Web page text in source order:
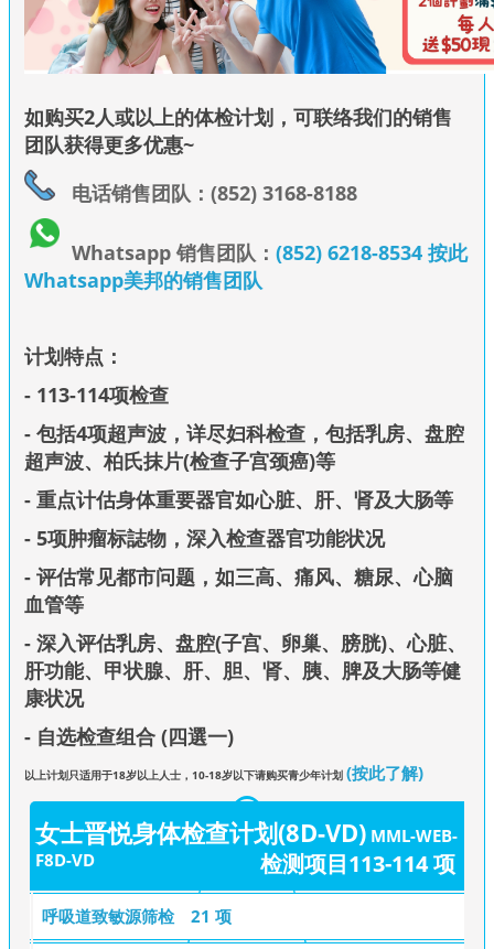
如购买2人或以上的体检计划，可联络我们的销售
团队获得更多优惠~
电话销售团队：(852) 3168-8188
Whatsapp 销售团队：(852) 6218-8534 按此
Whatsapp美邦的销售团队
计划特点：
- 113-114项检查
- 包括4项超声波，详尽妇科检查，包括乳房、盘腔
超声波、柏氏抹片(检查子宫颈癌)等
- 重点计估身体重要器官如心脏、肝、肾及大肠等
- 5项肿瘤标誌物，深入检查器官功能状况
- 评估常见都市问题，如三高、痛风、糖尿、心脑
血管等
- 深入评估乳房、盘腔(子宫、卵巢、膀胱)、心脏、
肝功能、甲状腺、肝、胆、肾、胰、脾及大肠等健
康状况
- 自选检查组合 (四選一)
以上计划只适用于18岁以上人士，10-18岁以下请购买青少年计划 (按此了解)
女士晋悦身体检查计划(8D-VD) MML-WEB-
F8D-VD
检测项目113-114 项
呼吸道致敏源筛检 21 项